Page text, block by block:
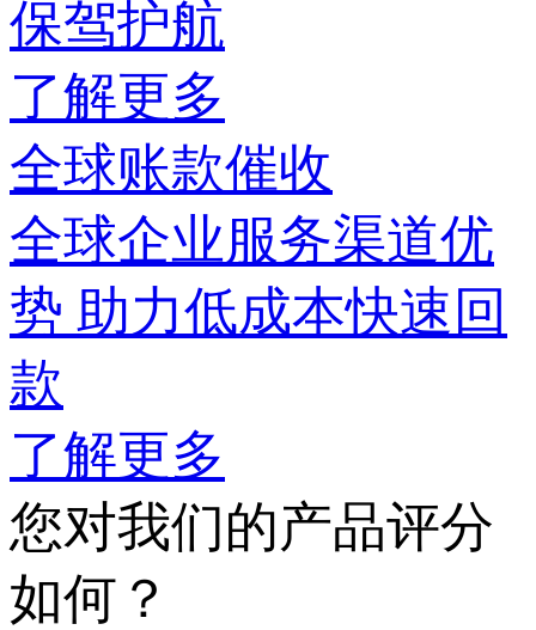
保驾护航
了解更多
全球账款催收
全球企业服务渠道优
势 助力低成本快速回
款
了解更多
您对我们的产品评分
如何？